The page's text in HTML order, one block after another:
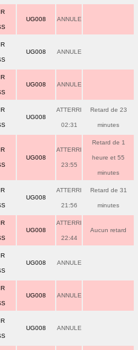
UG008 ANNULE
UG008 ANNULE
UG008 ANNULE
UG008
ATTERRI
02:31
Retard de 23
minutes
UG008
ATTERRI
23:55
Retard de 1
heure et 55
minutes
UG008
ATTERRI
21:56
Retard de 31
minutes
UG008
ATTERRI
22:44
Aucun retard
UG008 ANNULE
UG008 ANNULE
UG008 ANNULE